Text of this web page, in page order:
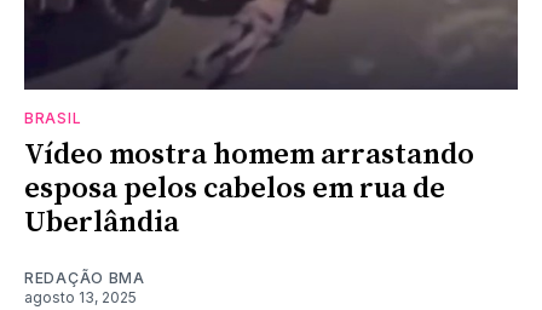
BRASIL
Vídeo mostra homem arrastando
esposa pelos cabelos em rua de
Uberlândia
REDAÇÃO BMA
agosto 13, 2025